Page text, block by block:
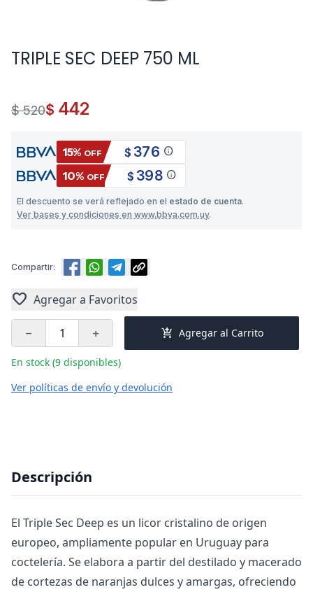
TRIPLE SEC DEEP 750 ML
$ 520$ 442
15% OFF $ 376 info
10% OFF $ 398 info
El descuento se verá reflejado en el estado de cuenta.
Ver bases y condiciones en www.bbva.com.uy.
Compartir:
favorite Agregar a Favoritos
remove add add_shopping_cart Agregar al Carrito
En stock (9 disponibles)
Ver políticas de envío y devolución
Descripción
El Triple Sec Deep es un licor cristalino de origen
europeo, ampliamente popular en Uruguay para
coctelería. Se elabora a partir del destilado y macerado
de cortezas de naranjas dulces y amargas, ofreciendo